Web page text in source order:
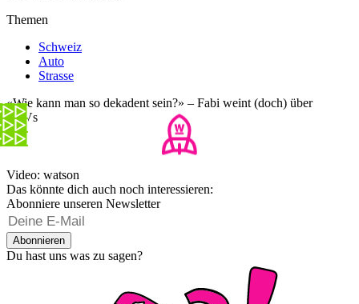
Themen
Schweiz
Auto
Strasse
«Wie kann man so dekadent sein?» – Fabi weint (doch) über
SUVs
Video: watson
Das könnte dich auch noch interessieren:
Abonniere unseren Newsletter
Abonnieren
Du hast uns was zu sagen?